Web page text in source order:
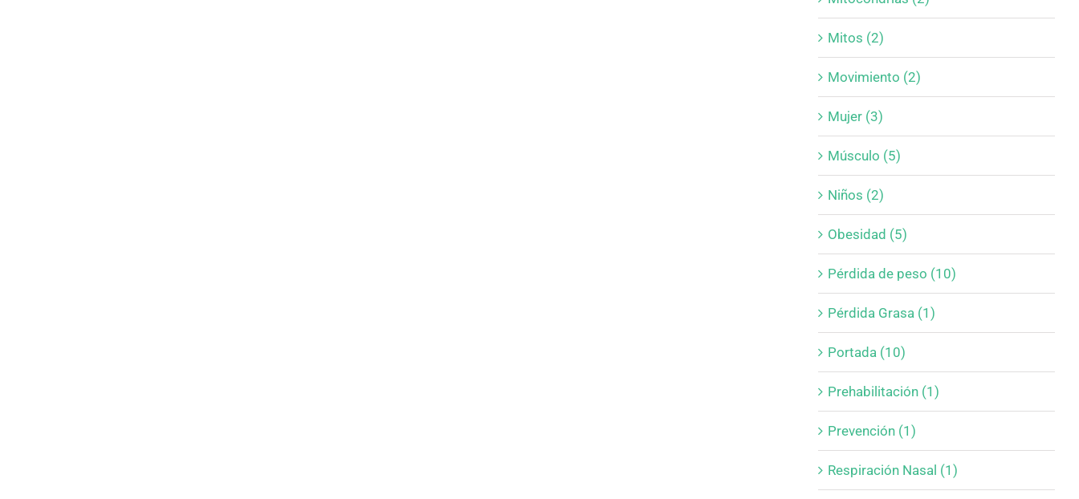
Mitos (2)
Movimiento (2)
Mujer (3)
Músculo (5)
Niños (2)
Obesidad (5)
Pérdida de peso (10)
Pérdida Grasa (1)
Portada (10)
Prehabilitación (1)
Prevención (1)
Respiración Nasal (1)